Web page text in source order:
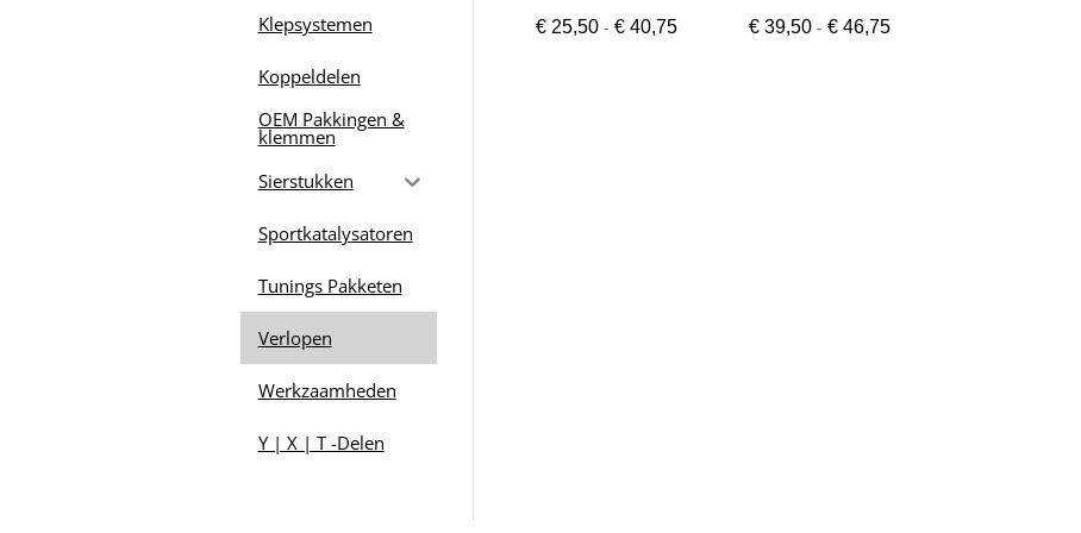
Klepsystemen
Koppeldelen
OEM Pakkingen &
klemmen
Sierstukken
Sportkatalysatoren
Tunings Pakketen
Verlopen
Werkzaamheden
Y | X | T -Delen
€25,50 - €40,75Prijsklasse:
€39,50 - €46,75Prijsklasse: